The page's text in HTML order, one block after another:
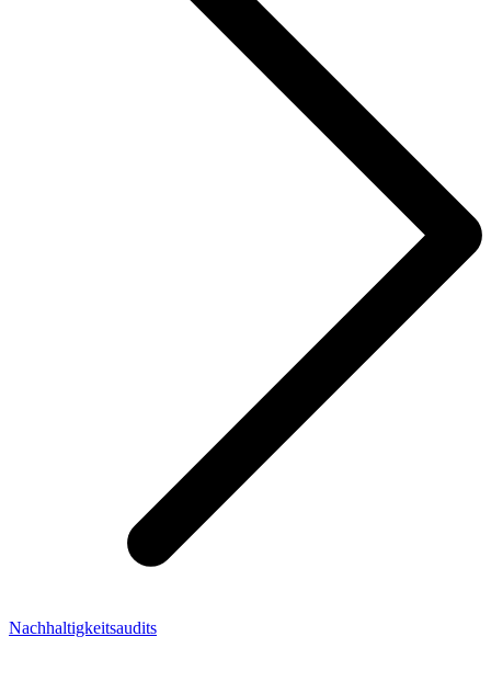
Nachhaltigkeitsaudits